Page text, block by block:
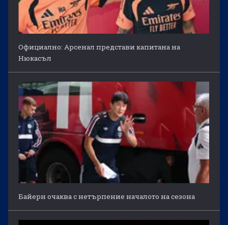
Официално: Арсенал представи капитана на
Нюкасъл
Байерн очаква с нетърпение началото на сезона